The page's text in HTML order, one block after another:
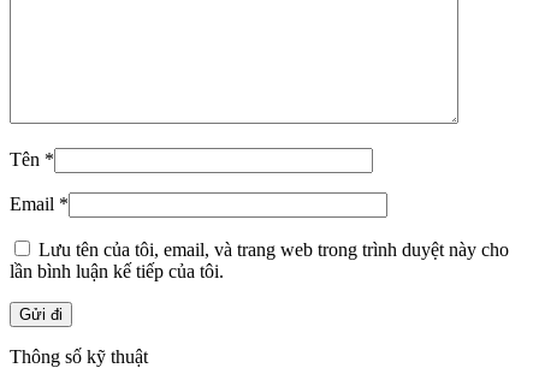
Tên *
Email *
Lưu tên của tôi, email, và trang web trong trình duyệt này cho
lần bình luận kế tiếp của tôi.
Thông số kỹ thuật